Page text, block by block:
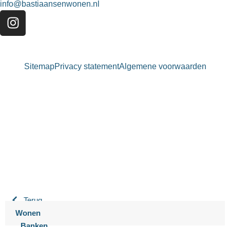
info@bastiaansenwonen.nl
SitemapPrivacy statementAlgemene voorwaarden
Terug
Wonen